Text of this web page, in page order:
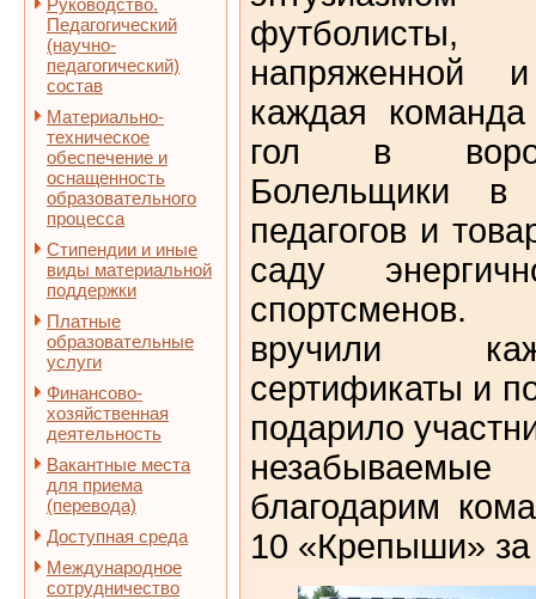
Руководство.
Педагогический
(научно-
педагогический)
состав
Материально-
техническое
обеспечение и
оснащенность
образовательного
процесса
Стипендии и иные
виды материальной
поддержки
Платные
образовательные
услуги
Финансово-
хозяйственная
деятельность
Вакантные места
для приема
(перевода)
Доступная среда
Международное
сотрудничество
напряженной
каждая команда
гол в
Болельщики в
педагогов и
саду
вручили
сертификаты и
подарило
незабываемые
благодарим
10 «Крепыши» за